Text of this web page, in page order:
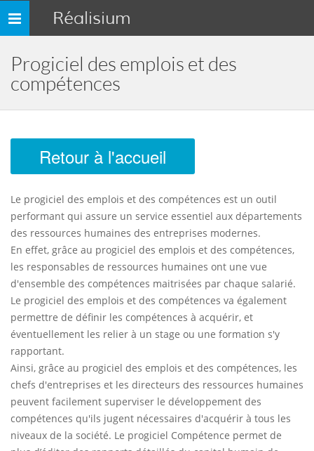
Toggle
navigation
Réalisium
Progiciel des emplois et des
compétences
Retour à l'accueil
Le progiciel des emplois et des compétences est un outil
performant qui assure un service essentiel aux départements
des ressources humaines des entreprises modernes.
En effet, grâce au progiciel des emplois et des compétences,
les responsables de ressources humaines ont une vue
d'ensemble des compétences maitrisées par chaque salarié.
Le progiciel des emplois et des compétences va également
permettre de définir les compétences à acquérir, et
éventuellement les relier à un stage ou une formation s'y
rapportant.
Ainsi, grâce au progiciel des emplois et des compétences, les
chefs d'entreprises et les directeurs des ressources humaines
peuvent facilement superviser le développement des
compétences qu'ils jugent nécessaires d'acquérir à tous les
niveaux de la société. Le progiciel Compétence permet de